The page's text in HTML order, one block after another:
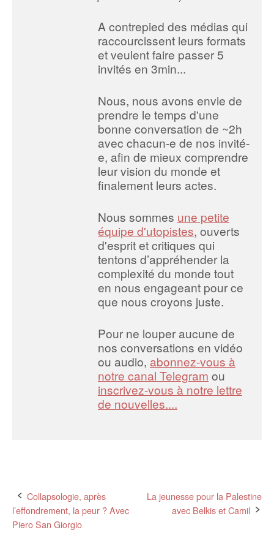
A contrepied des médias qui
raccourcissent leurs formats
et veulent faire passer 5
invités en 3min...
Nous, nous avons envie de
prendre le temps d'une
bonne conversation de ~2h
avec chacun-e de nos invité-
e, afin de mieux comprendre
leur vision du monde et
finalement leurs actes.
Nous sommes une petite
équipe d'utopistes, ouverts
d'esprit et critiques qui
tentons d’appréhender la
complexité du monde tout
en nous engageant pour ce
que nous croyons juste.
Pour ne louper aucune de
nos conversations en vidéo
ou audio, abonnez-vous à
notre canal Telegram ou
inscrivez-vous à notre lettre
de nouvelles....
Post
navigation
Collapsologie, après
l’effondrement, la peur ? Avec
Piero San Giorgio
La jeunesse pour la Palestine
avec Belkis et Camil